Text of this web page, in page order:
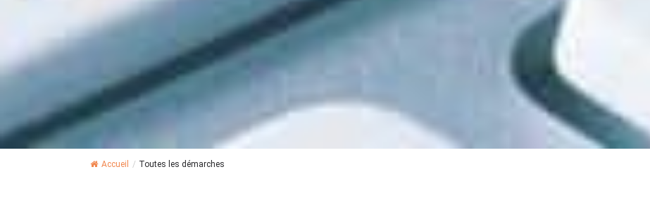
Accueil / Toutes les démarches